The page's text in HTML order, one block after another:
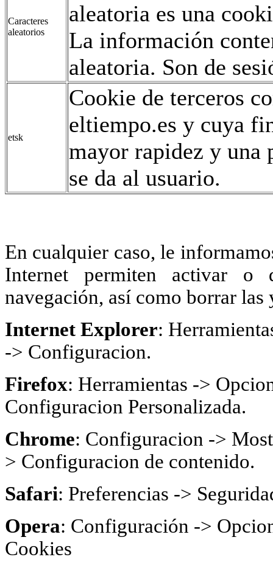
Caracteres
aleatorios
aleatoria es una
La información
aleatoria. Son de
etsk
Cookie de terceros
eltiempo.es y cuya
mayor rapidez y una
se da al usuario.
En cualquier caso, le
Internet permiten activar o
navegación, así como borrar las
Internet Explorer:
-> Configuracion.
Firefox: Herramientas ->
Configuracion Personalizada.
Chrome: Configuracion ->
> Configuracion de contenido.
Safari: Preferencias ->
Opera: Configuración ->
Cookies